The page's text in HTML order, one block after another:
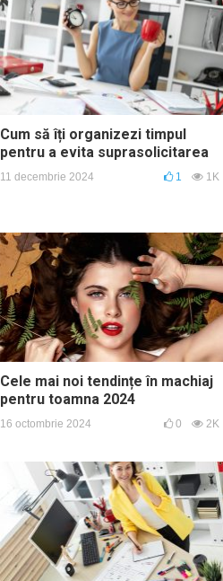
Cum să îți organizezi timpul
pentru a evita suprasolicitarea
11 decembrie 2024 1 1K
Cele mai noi tendințe în machiaj
pentru toamna 2024
16 octombrie 2024 0 2K